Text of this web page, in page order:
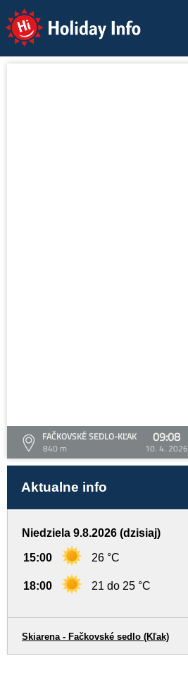
Holiday Info
FAČKOVSKÉ SEDLO-KĽAK
840 m
09:08
10. 4. 2026
Aktualne info
Niedziela 9.8.2026 (dzisiaj)
15:00 26 °C
18:00 21 do 25 °C
Skiarena - Fačkovské sedlo (Kľak)